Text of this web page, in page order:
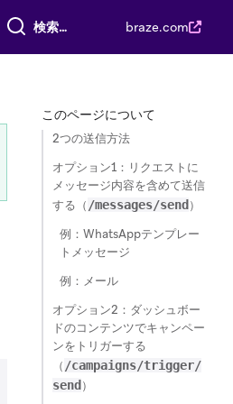
すべて検索 braze.com
このページについて
2つの送信方法
オプション1：リクエストに
メッセージ内容を含めて送信
する（ /messages/send ）
例：WhatsAppテンプレー
トメッセージ
例：メール
オプション2：ダッシュボー
ドのコンテンツでキャンペー
ンをトリガーする
（ /campaigns/trigger/
send ）